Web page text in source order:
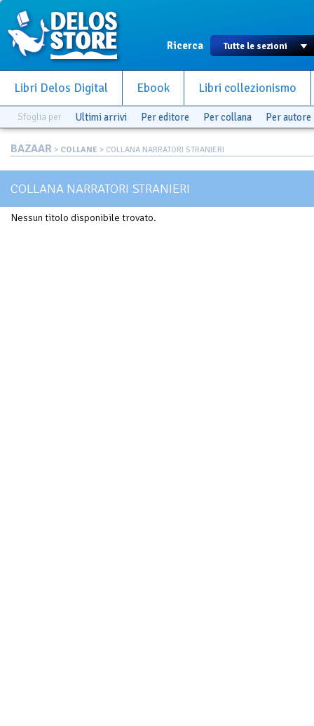
Ricerca
Libri Delos Digital Ebook Libri collezionismo
Sfoglia per Ultimi arrivi Per editore Per collana Per autore
BAZAAR > COLLANE > COLLANA NARRATORI STRANIERI
COLLANA NARRATORI STRANIERI
Nessun titolo disponibile trovato.